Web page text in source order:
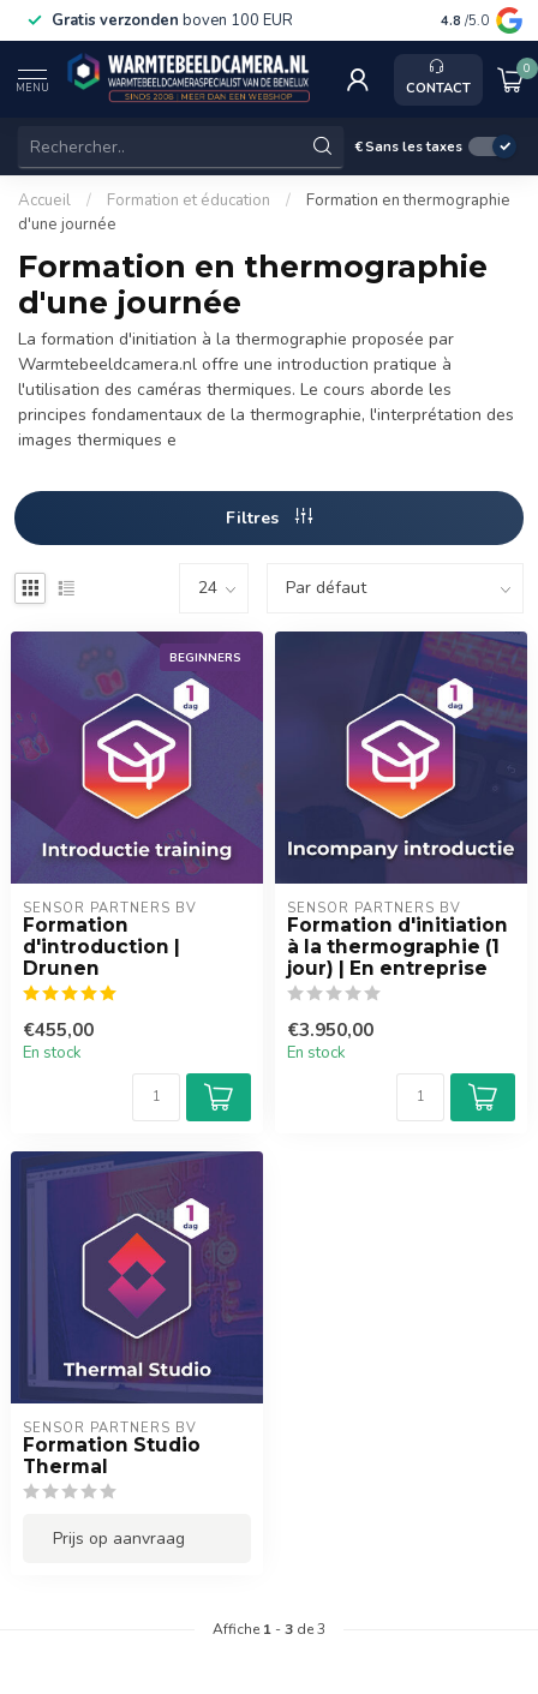
Gratis verzonden boven 100 EUR Service,
4.8 /5.0
MENU CONTACT
0
€Sans les taxes
Accueil / Formation et éducation /
Formation en thermographie
d'une journée
Formation en thermographie
d'une journée
La formation d'initiation à la thermographie proposée par
Warmtebeeldcamera.nl offre une introduction pratique à
l'utilisation des caméras thermiques. Le cours aborde les
principes fondamentaux de la thermographie, l'interprétation des
images thermiques e
Filtres
BEGINNERS
SENSOR PARTNERS BV
Formation
d'introduction |
Drunen
€455,00
En stock
SENSOR PARTNERS BV
Formation d'initiation
à la thermographie (1
jour) | En entreprise
€3.950,00
En stock
SENSOR PARTNERS BV
Formation Studio
Thermal
Prijs op aanvraag
Affiche 1 -3 de 3